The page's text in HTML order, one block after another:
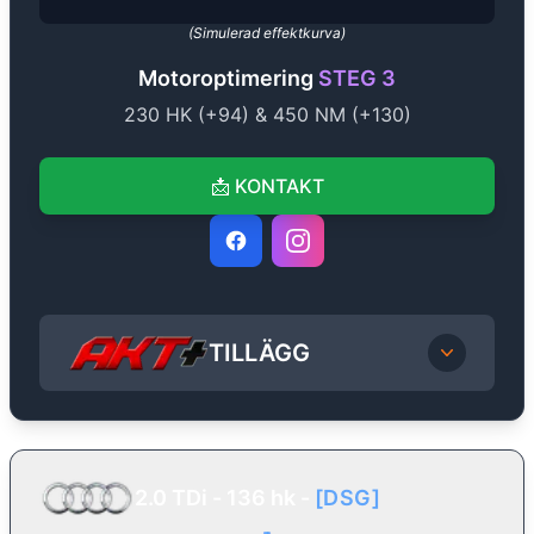
(Simulerad effektkurva)
Motoroptimering STEG 3
230 HK (+94) & 450 NM (+130)
📩 KONTAKT
TILLÄGG
[DSG]